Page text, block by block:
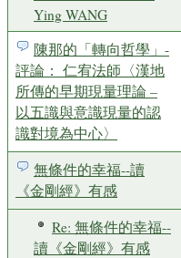
Ying WANG
陳那的「轉向哲學」-
評論： 仁宥法師〈漢地
所傳的早期現量理論 –
以五識與意識現量的認
識對境為中心〉
無條件的幸福--讀
《金剛經》有感
Re: 無條件的幸福--
讀《金剛經》有感